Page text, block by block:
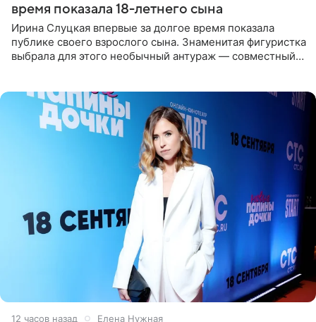
время показала 18-летнего сына
Ирина Слуцкая впервые за долгое время показала
публике своего взрослого сына. Знаменитая фигуристка
выбрала для этого необычный антураж — совместный
12 часов назад Елена Нужная